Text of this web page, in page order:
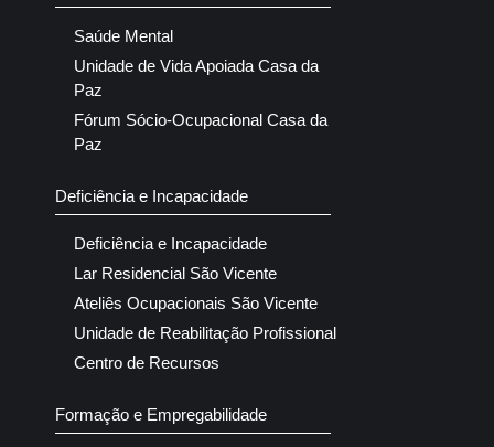
Saúde Mental
Unidade de Vida Apoiada Casa da
Paz
Fórum Sócio-Ocupacional Casa da
Paz
Deficiência e Incapacidade
Deficiência e Incapacidade
Lar Residencial São Vicente
Ateliês Ocupacionais São Vicente
Unidade de Reabilitação Profissional
Centro de Recursos
Formação e Empregabilidade